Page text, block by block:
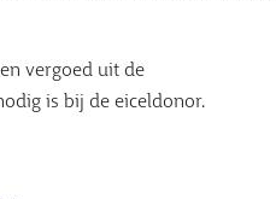
vergoed uit de
is bij de eiceldonor.